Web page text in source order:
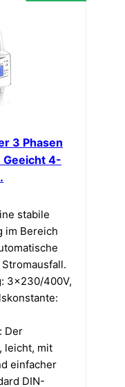
3 Phasen
Geeicht 4-
stabile
im Bereich
3×230/400V,
Der
leicht, mit
einfacher
DIN-